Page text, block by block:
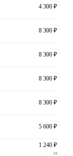
4 300 ₽
8 300 ₽
8 300 ₽
8 300 ₽
8 300 ₽
5 600 ₽
1 240 ₽
за